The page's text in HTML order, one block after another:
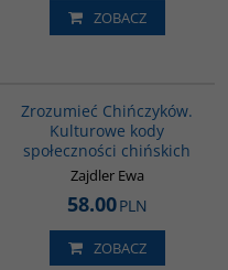
ZOBACZ
Zrozumieć Chińczyków.
Kulturowe kody
społeczności chińskich
Zajdler Ewa
58.00PLN
ZOBACZ